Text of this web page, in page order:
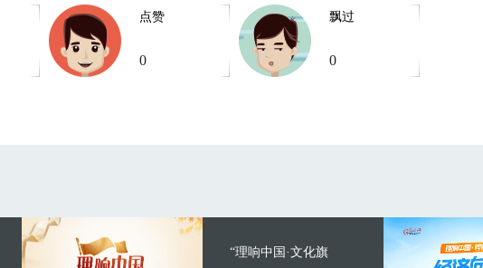
点赞
0
飘过
0
“理响中国·文化旗